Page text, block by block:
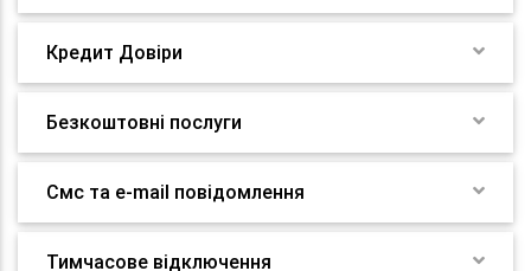
Кредит Довіри
Безкоштовні послуги
Смс та e-mail повідомлення
Тимчасове відключення